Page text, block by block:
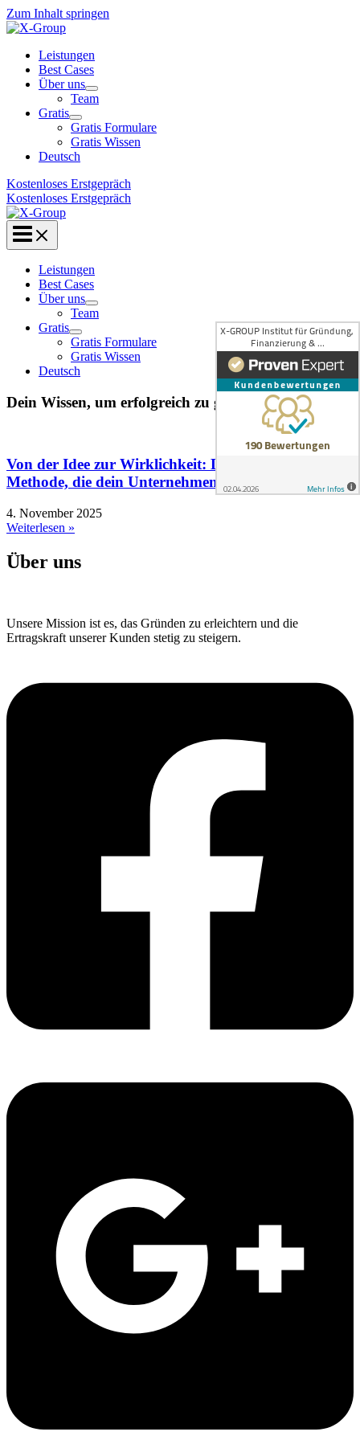
Zum Inhalt springen
Leistungen
Best Cases
Über uns
Team
Gratis
Gratis Formulare
Gratis Wissen
Deutsch
Kostenloses Erstgepräch
Kostenloses Erstgepräch
Leistungen
Best Cases
Über uns
Team
Gratis
Gratis Formulare
Gratis Wissen
Deutsch
Dein Wissen, um erfolgreich zu gründen
Von der Idee zur Wirklichkeit: Die 7-Schritte-
Methode, die dein Unternehmen verändert!
4. November 2025
Weiterlesen »
Über uns
Unsere Mission ist es, das Gründen zu erleichtern und die
Ertragskraft unserer Kunden stetig zu steigern.